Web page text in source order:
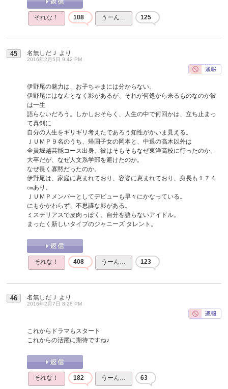
それな！ 108 うーん… 125
45 名無しだＪ より
2016年2月5日 9:42 PM
伊野尾の魅力は、お子ちゃまには分からない。
伊野尾にはなんとなく影があるが、それが何処から来るものなのか彼
は一生
語らないだろう。しかしおそらく、人生の中で何回かは、立ち止まっ
て真剣に
自分の人生をギリギリ考えたであろう知性がかいま見える。
ＪＵＭＰ９名のうち、帰国子女の岡本と、中退の高木以外は
全員堀越芸能コース出身。彼はそもそもなぜ東洋高校に行ったのか。
大卒だが、なぜ人文系学部を避けたのか。
なぜ長く寡黙だったのか。
伊野尾は、家庭に恵まれており、容姿に恵まれており、身長も１７４
㎝あり、
ＪＵＭＰメンバーとしてデビューも早々にかなっている。
にもかかわらず、不思議な影がある。
ミステリアスで皮肉っぽく、自分を語らないアイドル。
まったく新しいタイプのジャニーズ タレント。
それな！ 408 うーん… 123
46 名無しだＪ より
2016年2月7日 8:28 PM
これからドラマもスタート
これからの活躍に期待ですね♪
それな！ 182 うーん… 63